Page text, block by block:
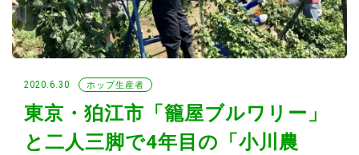
2020.6.30 ホップ生産者
東京・狛江市「籠屋ブルワリー」
と二人三脚で4年目の「小川農